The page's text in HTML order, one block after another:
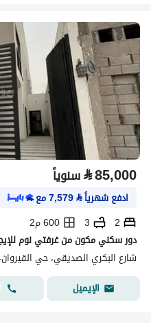
⃁85,000 سنوياً
ادفع شهرياً⃁
7,579مع
2
3
600 م2
دور سكني مكون من غرفتي نوم
شارع البكري الصديقي، حي
الإيميل